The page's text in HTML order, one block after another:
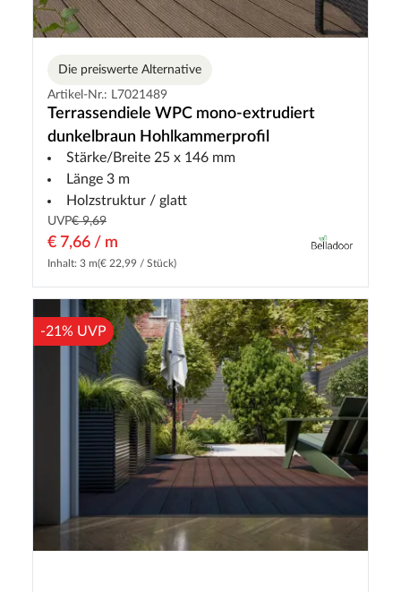
Die preiswerte Alternative
Artikel-Nr.: L7021489
Terrassendiele WPC mono-extrudiert
dunkelbraun Hohlkammerprofil
Stärke/Breite 25 x 146 mm
Länge 3 m
Holzstruktur / glatt
UVP€ 9,69
€ 7,66 / m
Inhalt: 3 m(€ 22,99 / Stück)
-21% UVP